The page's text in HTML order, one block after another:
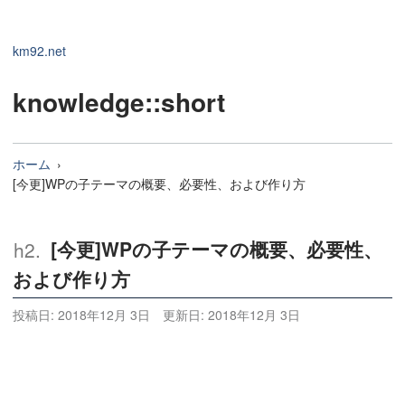
km92.net
knowledge::short
ホーム
[今更]WPの子テーマの概要、必要性、および作り方
[今更]WPの子テーマの概要、必要性、
および作り方
投稿日: 2018年12月 3日 更新日: 2018年12月 3日